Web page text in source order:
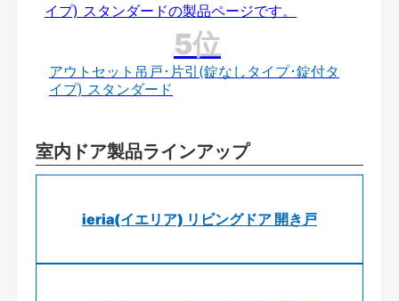
アウトセット吊戸･片引(錠なしタイプ･錠付タ
イプ) スタンダード
室内ドア製品ラインアップ
ieria(イエリア) リビングドア 開き戸